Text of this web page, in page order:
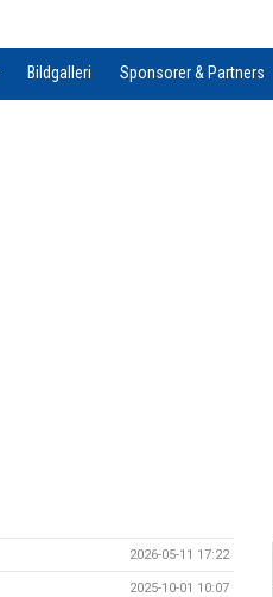
Bildgalleri Sponsorer & Partners
2026-05-11 17:22
2025-10-01 10:07